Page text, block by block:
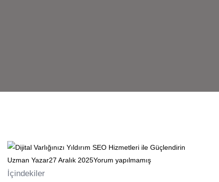
Uzman Yazar27 Aralık 2025Yorum yapılmamış
İçindekiler